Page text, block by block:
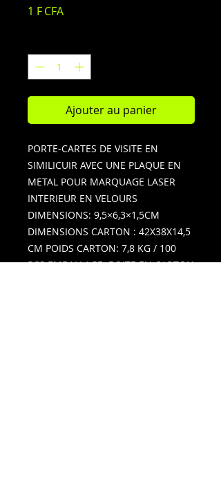
1 F CFAPrix
Ajouter au panier
PORTE-CARTES DE VISITE EN
SIMILICUIR AVEC UNE PLAQUE EN
METAL POUR MARQUAGE LASER
INTERIEUR EN VELOURS
DIMENSIONS: 9,5×6,3×1,5CM
DIMENSIONS CARTON : 42X38X14,5
CM POIDS CARTON: 7,8 KG / 100
PCS EMBALLAGE: BOITE EN CARTON